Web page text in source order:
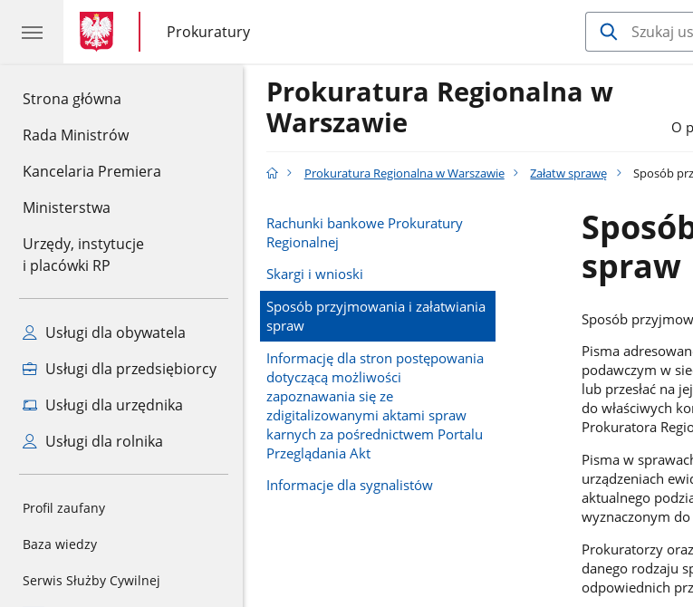
Strona główna
Rada Ministrów
Kancelaria Premiera
Ministerstwa
Urzędy, instytucje
i placówki RP
Usługi dla obywatela
Usługi dla przedsiębiorcy
Usługi dla urzędnika
Usługi dla rolnika
Profil zaufany
Baza wiedzy
Serwis Służby Cywilnej
gov.pl
gov.pl
Prokuratury
gov.pl
Prokuratury
Prokuratura Regionalna w
Warszawie
O
Prokuratura Regionalna w Warszawie Załatw sprawę Sposób
Rachunki bankowe Prokuratury
Regionalnej
Skargi i wnioski
Sposób przyjmowania i załatwiania
spraw
Informację dla stron postępowania
dotyczącą możliwości
zapoznawania się ze
zdigitalizowanymi aktami spraw
karnych za pośrednictwem Portalu
Przeglądania Akt
Informacje dla sygnalistów
spraw
Sposób
Pisma
podawczym w
lub przesłać na
do właściwych
Prokuratora
Pisma w
urządzeniach
aktualnego
wyznaczonym
Prokuratorzy
danego rodzaju
odpowiednich